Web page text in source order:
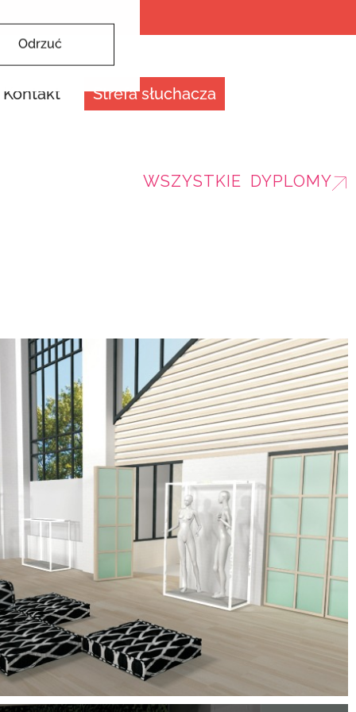
Odrzuć
Kontakt Strefa słuchacza
WSZYSTKIE DYPLOMY